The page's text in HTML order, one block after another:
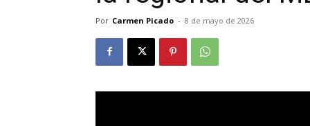
Por Carmen Picado - 8 de mayo de 2026